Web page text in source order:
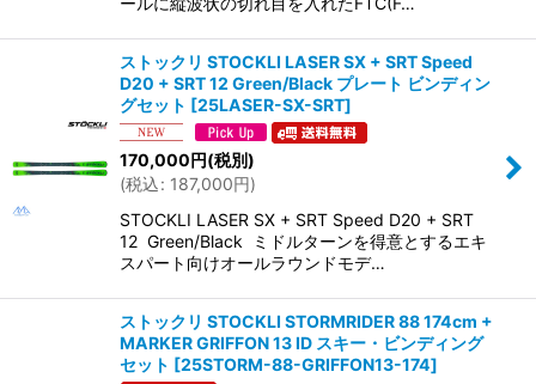
ストックリ STOCKLI LASER SX + SRT Speed
D20 + SRT 12 Green/Black プレート ビンディン
グセット [25LASER-SX-SRT]
170,000円(税別)
(税込: 187,000円)
STOCKLI LASER SX + SRT Speed D20 + SRT
12 Green/Black ミドルターンを得意とするエキ
スパート向けオールラウンドモデ…
ストックリ STOCKLI STORMRIDER 88 174cm +
MARKER GRIFFON 13 ID スキー・ビンディング
セット [25STORM-88-GRIFFON13-174]